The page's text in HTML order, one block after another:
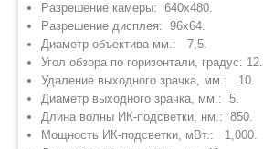
Разрешение камеры: 640x480.
Разрешение дисплея: 96x64.
Диаметр объектива мм.: 7,5.
Угол обзора по горизонтали, градус: 12.
Удаление выходного зрачка, мм.: 10.
Диаметр выходного зрачка, мм.: 5.
Длина волны ИК-подсветки, нм.: 850.
Мощность ИК-подсветки, мВт.: 1,000.